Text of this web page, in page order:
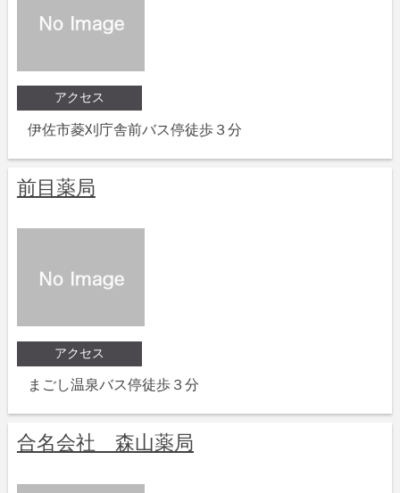
アクセス
伊佐市菱刈庁舎前バス停徒歩３分
前目薬局
アクセス
まごし温泉バス停徒歩３分
合名会社 森山薬局